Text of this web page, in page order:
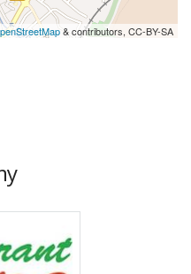
& contributors, CC-BY-SA